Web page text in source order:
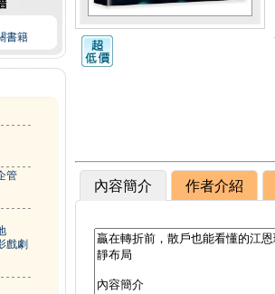
書籍
管
戲劇
內容簡介 作者介紹